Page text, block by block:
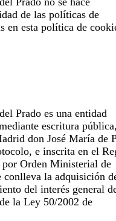
de las políticas de
en esta política de
Prado es una entidad
escritura
don José María de
e inscrita en el
por Orden Ministerial de
conlleva la adquisición
del interés general
la Ley 50/2002 de